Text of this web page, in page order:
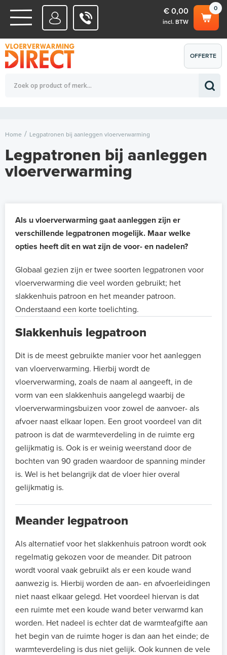
WATERSYSTEMEN
ELEKTRISCHE SYSTEMEN
0
€ 0,00
incl. BTW
Totaalbedrag (incl. BTW) € 0,00
OFFERTE
AANVRAGEN
Home Legpatronen bij aanleggen vloerverwarming
Legpatronen bij aanleggen
vloerverwarming
Als u vloerverwarming gaat aanleggen zijn er
verschillende legpatronen mogelijk. Maar welke
opties heeft dit en wat zijn de voor- en nadelen?
Globaal gezien zijn er twee soorten legpatronen voor
vloerverwarming die veel worden gebruikt; het
slakkenhuis patroon en het meander patroon.
Onderstaand een korte toelichting.
Slakkenhuis legpatroon
Dit is de meest gebruikte manier voor het aanleggen
van vloerverwarming. Hierbij wordt de
vloerverwarming, zoals de naam al aangeeft, in de
vorm van een slakkenhuis aangelegd waarbij de
vloerverwarmingsbuizen voor zowel de aanvoer- als
afvoer naast elkaar lopen. Een groot voordeel van dit
patroon is dat de warmteverdeling in de ruimte erg
gelijkmatig is. Ook is er weinig weerstand door de
bochten van 90 graden waardoor de spanning minder
is. Wel is het belangrijk dat de vloer hier overal
gelijkmatig is.
Meander legpatroon
Als alternatief voor het slakkenhuis patroon wordt ook
regelmatig gekozen voor de meander. Dit patroon
wordt vooral vaak gebruikt als er een koude wand
aanwezig is. Hierbij worden de aan- en afvoerleidingen
niet naast elkaar gelegd. Het voordeel hiervan is dat
een ruimte met een koude wand beter verwarmd kan
worden. Het nadeel is echter dat de warmteafgifte aan
het begin van de ruimte hoger is dan aan het einde; de
warmteverdeling is dus niet gelijk. Ook kunnen de vele